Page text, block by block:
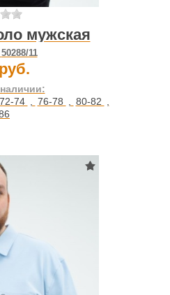
мужская
50288/11
72-74 , 76-78 , 80-82 ,